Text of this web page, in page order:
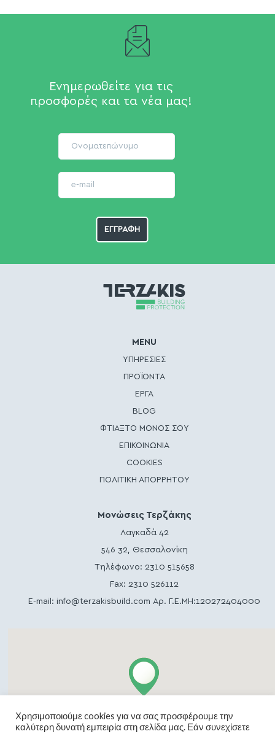
Ενημερωθείτε για τις
προσφορές και τα νέα μας!
MENU
ΥΠΗΡΕΣΙΕΣ
ΠΡΟΪΟΝΤΑ
ΕΡΓΑ
BLOG
ΦΤΙΑΞΤΟ ΜΟΝΟΣ ΣΟΥ
ΕΠΙΚΟΙΝΩΝΙΑ
COOKIES
ΠΟΛΙΤΙΚΗ ΑΠΟΡΡΗΤΟΥ
Μονώσεις Τερζάκης
Λαγκαδά 42
546 32, Θεσσαλονίκη
Τηλέφωνο: 2310 515658
Fax: 2310 526112
E-mail:info@terzakisbuild.com Αρ. Γ.Ε.ΜΗ:120272404000
Χρησιμοποιούμε cookies για να σας προσφέρουμε την
καλύτερη δυνατή εμπειρία στη σελίδα μας. Εάν συνεχίσετε